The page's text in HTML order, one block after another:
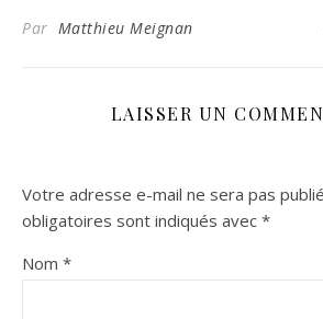
Par Matthieu Meignan
LAISSER UN
Votre adresse e-mail ne sera pas
obligatoires sont indiqués avec *
Nom *